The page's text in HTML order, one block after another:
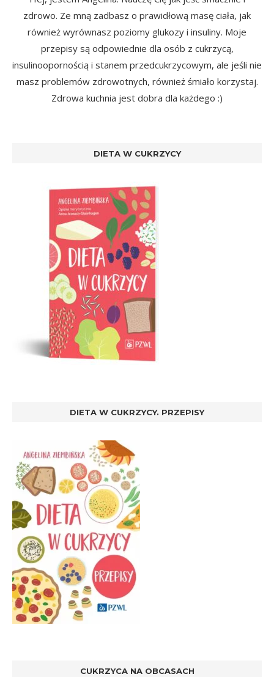
zdrowo. Ze mną zadbasz o prawidłową masę ciała, jak
również wyrównasz poziomy glukozy i insuliny. Moje
przepisy są odpowiednie dla osób z cukrzycą,
insulinoopornością i stanem przedcukrzycowym, ale jeśli nie
masz problemów zdrowotnych, również śmiało korzystaj.
Zdrowa kuchnia jest dobra dla każdego :)
DIETA W CUKRZYCY
DIETA W CUKRZYCY. PRZEPISY
CUKRZYCA NA OBCASACH